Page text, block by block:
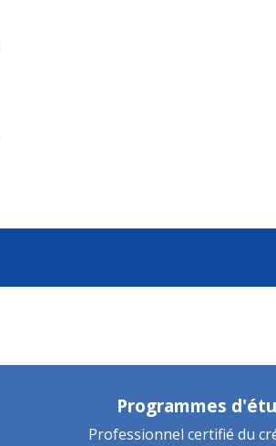
Programmes
Professionnel certifié du